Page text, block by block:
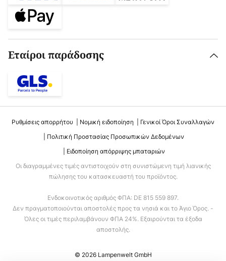
Εταίροι παράδοσης
Ρυθμίσεις απορρήτου Νομική ειδοποίηση
Γενικοί Όροι Συναλλαγών
Πολιτική Προστασίας Προσωπικών Δεδομένων
Ειδοποίηση απόρριψης μπαταριών
Οι διαγραμμένες τιμές αντιστοιχούν στη συνιστώμενη τιμή λιανικής
πώλησης του κατασκευαστή του προϊόντος.
Ενδοκοινοτικός αριθμός ΦΠΑ: DE 815 559 897.
Δεν πραγματοποιούνται αποστολές προς τα νησιά και το Άγιο Όρος. -
Όλες οι τιμές περιλαμβάνουν ΦΠΑ 24%. Εξαιρούνται τα έξοδα
αποστολής.
© 2026 Lampenwelt GmbH